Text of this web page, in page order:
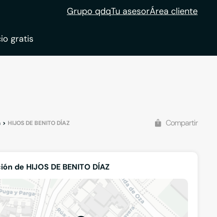
Grupo qdqTu asesorÁrea cliente
gratis
HIJOS DE BENITO DÍAZ Compartir
de HIJOS DE BENITO DÍAZ